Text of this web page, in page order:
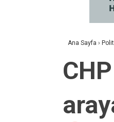
Ana Sayfa ›